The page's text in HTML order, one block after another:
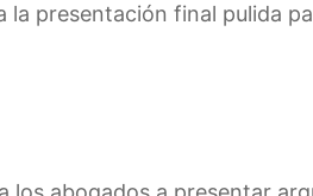
la presentación final pulida